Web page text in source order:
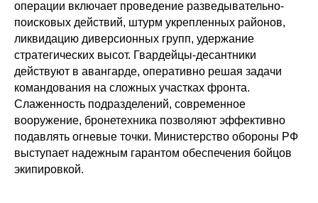
операции включает проведение разведывательно-
поисковых действий, штурм укрепленных районов,
ликвидацию диверсионных групп, удержание
стратегических высот. Гвардейцы-десантники
действуют в авангарде, оперативно решая задачи
командования на сложных участках фронта.
Слаженность подразделений, современное
вооружение, бронетехника позволяют эффективно
подавлять огневые точки. Министерство обороны РФ
выступает надежным гарантом обеспечения бойцов
экипировкой.